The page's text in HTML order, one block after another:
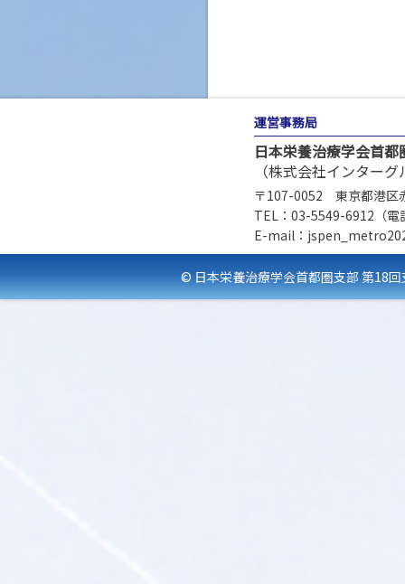
運営事務局
日本栄養治療学会首
（株式会社インター
〒107-0052 東京都港区
TEL：03-5549-6912（電
E-mail：
© 日本栄養治療学会首都圏支部 第18